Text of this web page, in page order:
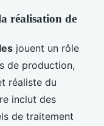
réalisation de
jouent un rôle
de production,
réaliste du
inclut des
de traitement